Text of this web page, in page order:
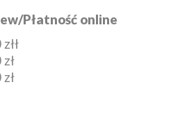
Płatność online